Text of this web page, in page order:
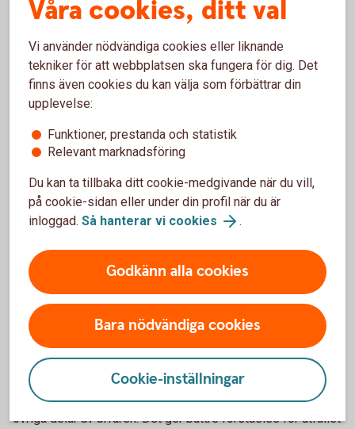
Att prata med andra skogsägare i området kan ge värdefulla
erfarenheter inför valet av köpare.
Var delaktig genom hela
processen
En slutavverkning är inte bara en affär utan också en
möjlighet att lära känna sin skog bättre.
Genom att följa arbetet, ställa frågor och vara delaktig under
processen får du en större förståelse för både
skogsbruket och de beslut som fattas. Den kunskapen kan
Följ upp när arbetet är klart
När avverkningen är genomförd är det lätt att gå vidare till
nästa projekt. Men en genomgång av resultatet kan ge
viktiga lärdomar.
Ta gärna hjälp att gå igenom mätbesked, avräkningar och
övriga delar av affären. Det ger bättre förståelse för utfallet
Våra cookies, ditt val
Vi använder nödvändiga cookies eller liknande
tekniker för att webbplatsen ska fungera för dig. Det
finns även cookies du kan välja som förbättrar din
upplevelse:
Funktioner, prestanda och statistik
Relevant marknadsföring
Du kan ta tillbaka ditt cookie-medgivande när du vill,
på cookie-sidan eller under din profil när du är
inloggad. Så hanterar vi cookies .
Godkänn alla cookies
Bara nödvändiga cookies
Cookie-inställningar